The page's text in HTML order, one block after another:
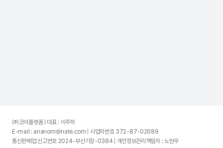
㈜코어플랫폼 | 대표 : 이주하
E-mail : ananom@nate.com | 사업자번호 372-87-02689
통신판매업 신고번호 2024-부산기장-0384 | 개인정보관리책임자 : 노현우